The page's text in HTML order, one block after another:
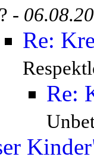
? -
Re:
Re: